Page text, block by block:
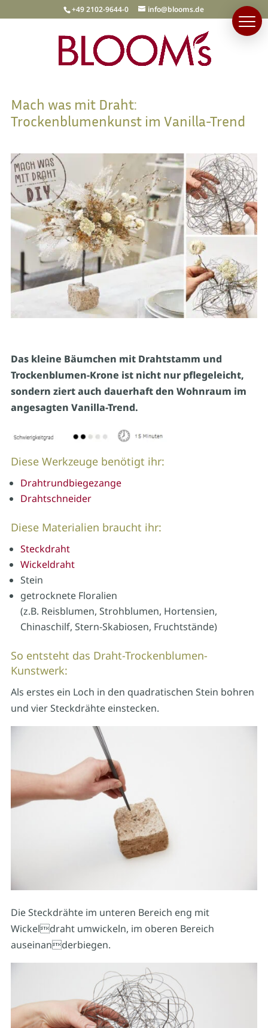
+49 2102-9644-0 info@blooms.de
Mach was mit Draht:
Trockenblumenkunst im Vanilla-Trend
Das kleine Bäumchen mit Drahtstamm und
Trockenblumen-Krone ist nicht nur pflegeleicht,
sondern ziert auch dauerhaft den Wohnraum im
angesagten Vanilla-Trend.
Diese Werkzeuge benötigt ihr:
Drahtrundbiegezange
Drahtschneider
Diese Materialien braucht ihr:
Steckdraht
Wickeldraht
Stein
getrocknete Floralien
(z.B. Reisblumen, Strohblumen, Hortensien,
Chinaschilf, Stern-Skabiosen, Fruchtstände)
So entsteht das Draht-Trockenblumen-
Kunstwerk:
Als erstes ein Loch in den quadratischen Stein bohren
und vier Steckdrähte einstecken.
Die Steckdrähte im unteren Bereich eng mit
Wickeldraht umwickeln, im oberen Bereich
auseinanderbiegen.